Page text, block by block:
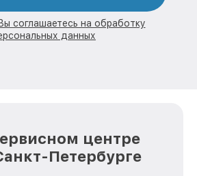
соглашаетесь на обработку
данных
центре
Петербурге